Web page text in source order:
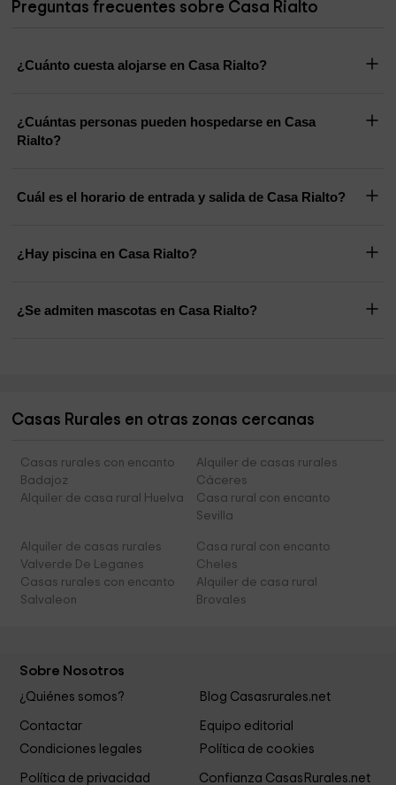
Preguntas frecuentes sobre Casa Rialto
¿Cuánto cuesta alojarse en Casa Rialto?
¿Cuántas personas pueden hospedarse en Casa
Rialto?
Cuál es el horario de entrada y salida de Casa Rialto?
¿Hay piscina en Casa Rialto?
¿Se admiten mascotas en Casa Rialto?
Casas Rurales en otras zonas cercanas
Casas rurales con encanto
Badajoz
Alquiler de casas rurales
Cáceres
Alquiler de casa rural Huelva
Casa rural con encanto
Sevilla
Alquiler de casas rurales
Valverde De Leganes
Casa rural con encanto
Cheles
Casas rurales con encanto
Salvaleon
Alquiler de casa rural
Brovales
Sobre Nosotros
¿Quiénes somos? Blog Casasrurales.net
Contactar
Equipo editorial
Condiciones legales
Política de cookies
Política de privacidad Confianza CasasRurales.net